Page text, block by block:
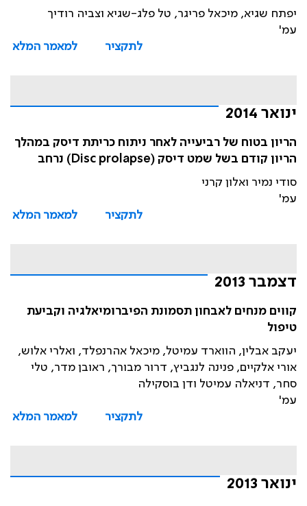
יפתח שגיא, מיכאל פריגר, טל פלג-שגיא וצביה רודיך
עמ'
לתקציר
למאמר המלא
ינואר 2014
הריון בטוח של רביעייה לאחר ניתוח כריתת דיסק במהלך
הריון קודם בשל שמט דיסק (Disc prolapse) נרחב
סודי נמיר ואלון קרני
עמ'
לתקציר
למאמר המלא
דצמבר 2013
קווים מנחים לאבחון תסמונת הפיברומיאלגיה וקביעת
טיפול
יעקב אבלין, הווארד עמיטל, מיכאל אהרנפלד, ואלרי אלוש,
אורי אלקיים, פנינה לנגביץ, דרור מבורך, ראובן מדר, טלי
סחר, דניאלה עמיטל ודן בוסקילה
עמ'
לתקציר
למאמר המלא
ינואר 2013